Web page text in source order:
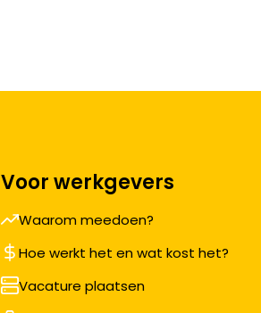
Voor werkgevers
Waarom meedoen?
Hoe werkt het en wat kost het?
Vacature plaatsen